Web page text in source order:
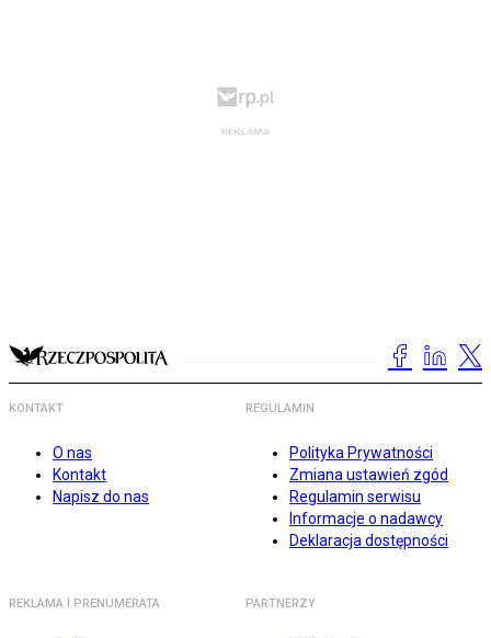
KONTAKT
O nas
Kontakt
Napisz do nas
REGULAMIN
Polityka Prywatności
Zmiana ustawień zgód
Regulamin serwisu
Informacje o nadawcy
Deklaracja dostępności
REKLAMA I PRENUMERATA PARTNERZY